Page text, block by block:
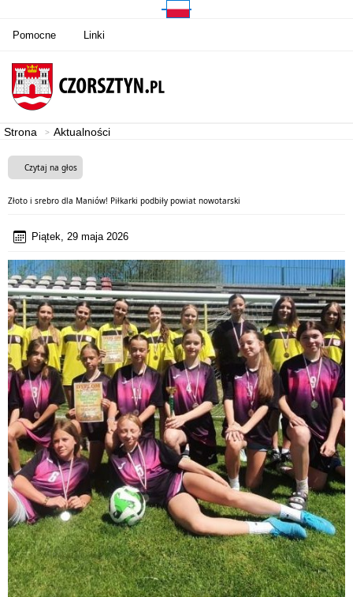
Pomocne Linki
Strona Aktualności
Czytaj na głos
Złoto i srebro dla Maniów! Piłkarki podbiły powiat nowotarski
Piątek, 29 maja 2026